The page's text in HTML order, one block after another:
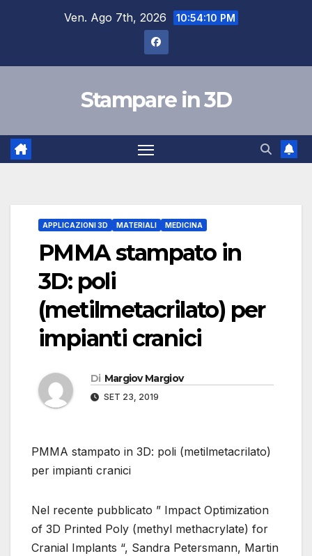
Ven. Ago 7th, 2026 10:54:11 PM
Stampare in 3D
APPLICAZIONI 3D MATERIALI MEDICINA
PMMA stampato in
3D: poli
(metilmetacrilato) per
impianti cranici
Di Margiov Margiov
SET 23, 2019
PMMA stampato in 3D: poli (metilmetacrilato)
per impianti cranici
Nel recente pubblicato ” Impact Optimization
of 3D Printed Poly (methyl methacrylate) for
Cranial Implants “, Sandra Petersmann, Martin